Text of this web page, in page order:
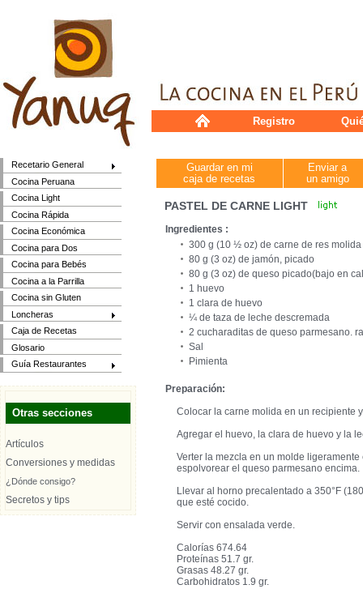
Recetario General
Cocina Peruana
Cocina Light
Cocina Rápida
Cocina Económica
Cocina para Dos
Cocina para Bebés
Cocina a la Parrilla
Cocina sin Gluten
Loncheras
Caja de Recetas
Glosario
Guía Restaurantes
Otras secciones
Artículos
Conversiones y medidas
¿Dónde consigo?
Secretos y tips
Registro
Guardar en mi
caja de recetas
Enviar a
un amigo
PASTEL DE CARNE LIGHT
Ingredientes :
300 g (10 ½ oz) de carne de res molida
80 g (3 oz) de jamón, picado
80 g (3 oz) de queso picado(bajo en
1 huevo
1 clara de huevo
¼ de taza de leche descremada
2 cucharaditas de queso parmesano.
Sal
Pimienta
Preparación:
Colocar la carne molida en un recipiente
Agregar el huevo, la clara de huevo y la
Verter la mezcla en un molde
espolvorear el queso parmesano encima.
Llevar al horno precalentado a 350°F
que esté cocido.
Servir con ensalada verde.
Calorías 674.64
Proteínas 51.7 gr.
Grasas 48.27 gr.
Carbohidratos 1.9 gr.